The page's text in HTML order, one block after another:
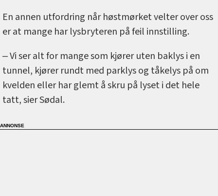
En annen utfordring når høstmørket velter over oss
er at mange har lysbryteren på feil innstilling.
‒ Vi ser alt for mange som kjører uten baklys i en
tunnel, kjører rundt med parklys og tåkelys på om
kvelden eller har glemt å skru på lyset i det hele
tatt, sier Sødal.